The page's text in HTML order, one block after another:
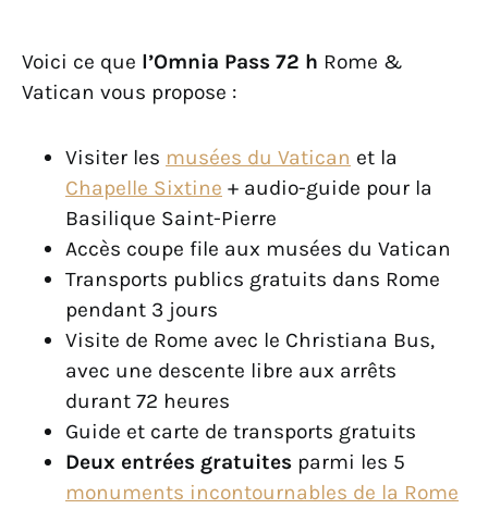
Voici ce que l’Omnia Pass 72 h Rome &
Vatican vous propose :
Visiter les musées du Vatican et la
Chapelle Sixtine + audio-guide pour la
Basilique Saint-Pierre
Accès coupe file aux musées du Vatican
Transports publics gratuits dans Rome
pendant 3 jours
Visite de Rome avec le Christiana Bus,
avec une descente libre aux arrêts
durant 72 heures
Guide et carte de transports gratuits
Deux entrées gratuites parmi les 5
monuments incontournables de la Rome